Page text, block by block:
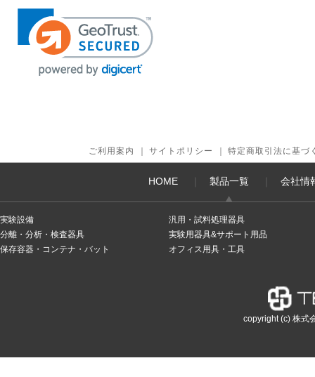
ご利用案内 サイトポリシー 特定商取引法に基づ
HOME 製品一覧 会社情
実験設備
汎用・試料処理器具
分離・分析・検査器具
実験用器具&サポート用品
保存容器・コンテナ・バット
オフィス用具・工具
copyright (c) 株式